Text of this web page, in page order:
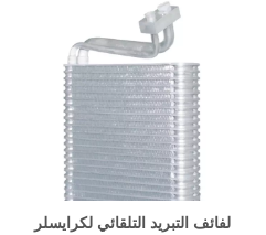
لفائف التبريد التلقائي لكرايسلر